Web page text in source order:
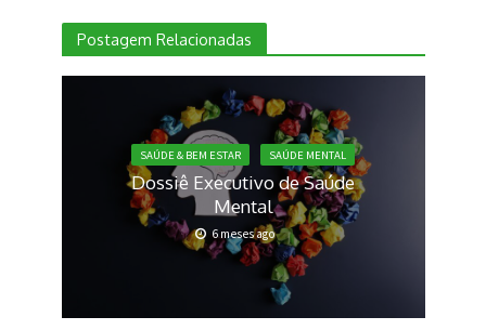
Postagem Relacionadas
SAÚDE & BEM ESTAR SAÚDE MENTAL
Dossiê Executivo de Saúde
Mental
6 meses ago